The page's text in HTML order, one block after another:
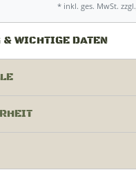
* inkl. ges. MwSt. zzgl.
WICHTIGE DATEN